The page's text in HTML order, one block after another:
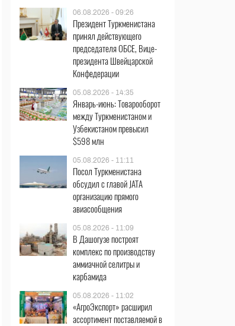
06.08.2026 - 09:26
Президент Туркменистана
принял действующего
председателя ОБСЕ, Вице-
президента Швейцарской
Конфедерации
05.08.2026 - 14:35
Январь-июнь: Товарооборот
между Туркменистаном и
Узбекистаном превысил
$598 млн
05.08.2026 - 11:11
Посол Туркменистана
обсудил с главой JATA
организацию прямого
авиасообщения
05.08.2026 - 11:09
В Дашогузе построят
комплекс по производству
аммиачной селитры и
карбамида
05.08.2026 - 11:02
«АгроЭкспорт» расширил
ассортимент поставляемой в